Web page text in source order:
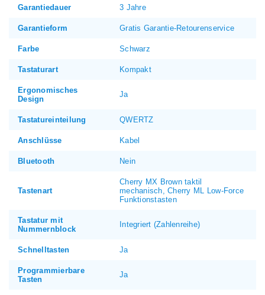
Garantiedauer 3 Jahre
Garantieform Gratis Garantie-Retourenservice
Farbe Schwarz
Tastaturart Kompakt
Ergonomisches
Design
Ja
Tastatureinteilung QWERTZ
Anschlüsse Kabel
Bluetooth Nein
Tastenart
Cherry MX Brown taktil
mechanisch, Cherry ML Low-Force
Funktionstasten
Tastatur mit
Nummernblock
Integriert (Zahlenreihe)
Schnelltasten Ja
Programmierbare
Tasten
Ja